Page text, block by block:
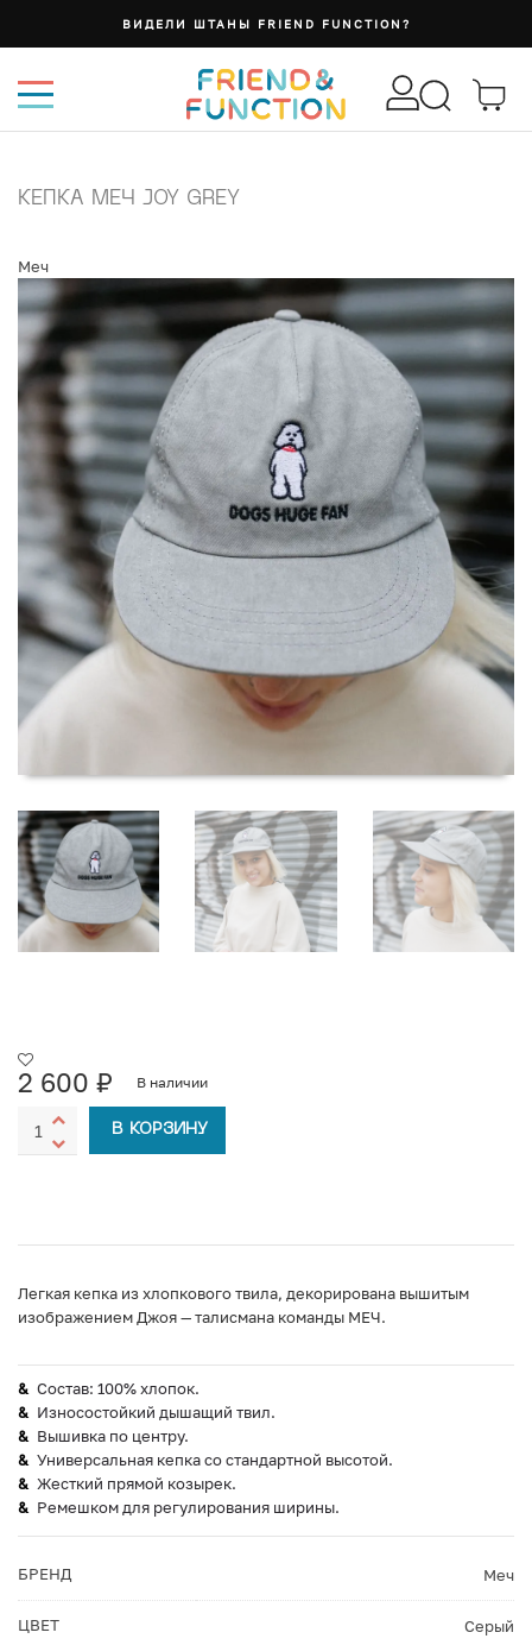
ВИДЕЛИ ШТАНЫ FRIEND FUNCTION?
КЕПКА МЕЧ JOY GREY
Меч
2 600 ₽ В наличии
В КОРЗИНУ
Легкая кепка из хлопкового твила, декорирована вышитым
изображением Джоя — талисмана команды МЕЧ.
Состав: 100% хлопок.
Износостойкий дышащий твил.
Вышивка по центру.
Универсальная кепка со стандартной высотой.
Жесткий прямой козырек.
Ремешком для регулирования ширины.
БРЕНД Меч
ЦВЕТ Серый